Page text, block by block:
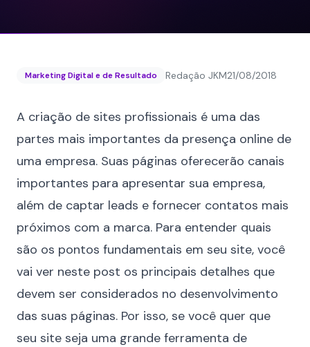
Marketing Digital e de Resultado Redação JKM21/08/2018
A criação de sites profissionais é uma das
partes mais importantes da presença online de
uma empresa. Suas páginas oferecerão canais
importantes para apresentar sua empresa,
além de captar leads e fornecer contatos mais
próximos com a marca. Para entender quais
são os pontos fundamentais em seu site, você
vai ver neste post os principais detalhes que
devem ser considerados no desenvolvimento
das suas páginas. Por isso, se você quer que
seu site seja uma grande ferramenta de